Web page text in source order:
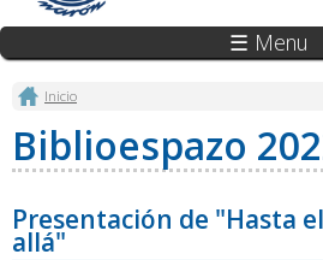
☰ Menu
Vostede está aquí
Inicio
Biblioespazo
Presentación de "Hasta
allá"